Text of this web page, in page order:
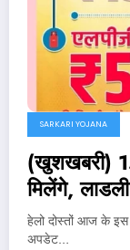
SARKARI YOJANA
(खुशखबरी)
मिलेंगे,
खबर
हेलो दोस्तों आज के इस
अपडेट…